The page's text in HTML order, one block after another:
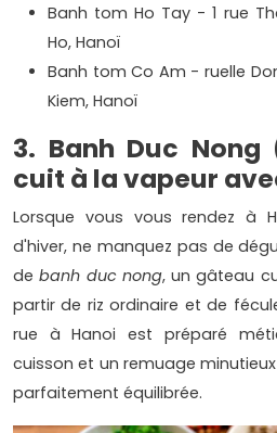
Banh tom Ho Tay - 1 rue
Ho, Hanoï
Banh tom Co Am - ruelle
Kiem, Hanoï
3. Banh Duc
cuit à la vapeur
Lorsque vous vous rendez à
d'hiver, ne manquez pas de
debanh duc nong, un gâteau
partir de riz ordinaire et de
rue à Hanoi est préparé
cuisson et un remuage
parfaitement équilibrée.